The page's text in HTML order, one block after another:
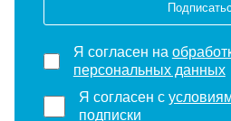
Я согласен на
персональных данных
Я согласен с
подписки